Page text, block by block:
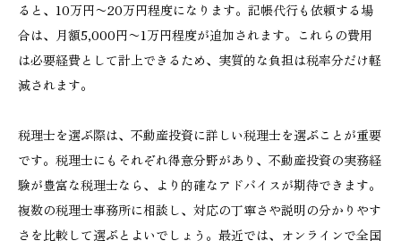
ると、10万円〜20万円程度になります。記帳代行も依頼する場
合は、月額5,000円〜1万円程度が追加されます。これらの費用
は必要経費として計上できるため、実質的な負担は税率分だけ軽
減されます。
税理士を選ぶ際は、不動産投資に詳しい税理士を選ぶことが重要
です。税理士にもそれぞれ得意分野があり、不動産投資の実務経
験が豊富な税理士なら、より的確なアドバイスが期待できます。
複数の税理士事務所に相談し、対応の丁寧さや説明の分かりやす
さを比較して選ぶとよいでしょう。最近では、オンラインで全国